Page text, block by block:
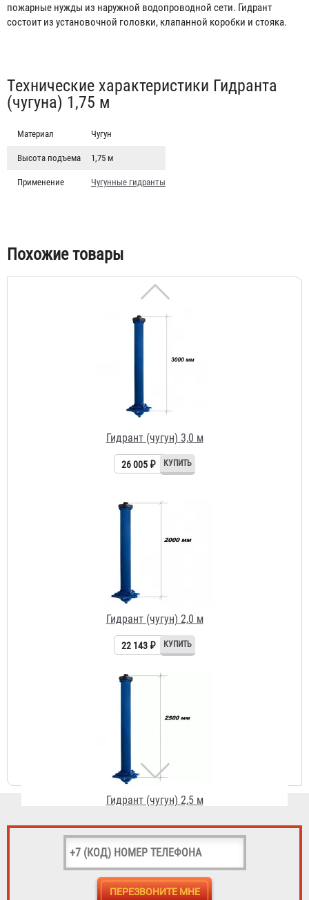
пожарные нужды из наружной водопроводной сети. Гидрант
состоит из установочной головки, клапанной коробки и стояка.
Табы
Технические характеристики Гидранта
(чугуна) 1,75 м
Материал Чугун
Высота подъема 1,75 м
Применение Чугунные гидранты
Похожие товары
26 005 ₽
Гидрант (чугун) 2,0 м
22 143 ₽
Гидрант (чугун) 2,5 м
24 822 ₽